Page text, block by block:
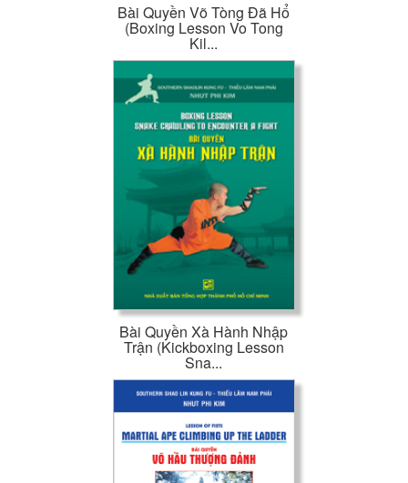
Bài Quyền Võ Tòng Đã Hổ
(Boxing Lesson Vo Tong
Kil...
Bài Quyền Xà Hành Nhập
Trận (Kickboxing Lesson
Sna...